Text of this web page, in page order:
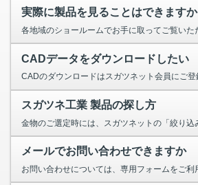
実際に製品を見ることはできますか
CADデータをダウンロードしたい
スガツネ工業 製品の探し方
メールでお問い合わせできますか